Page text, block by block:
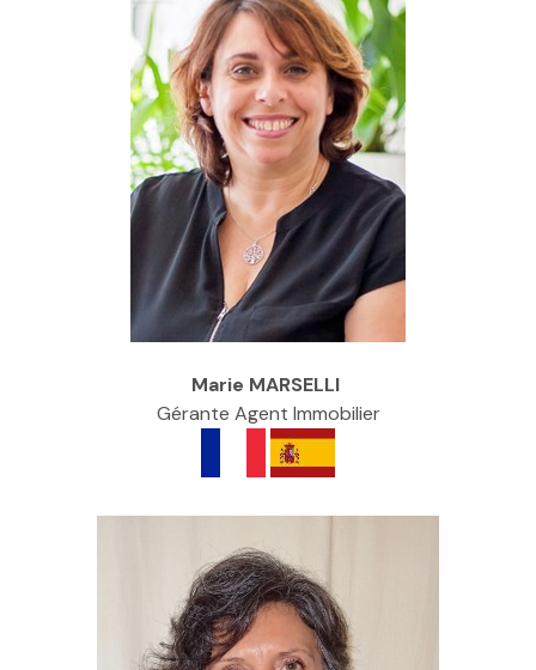
SERVICES
CONTACTER
Marie MARSELLI
Gérante Agent Immobilier